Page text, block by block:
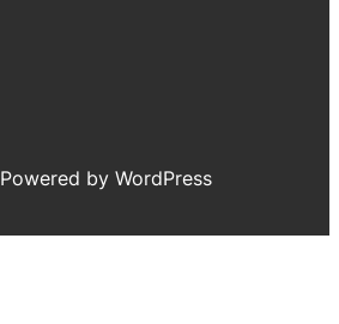
Powered by WordPress